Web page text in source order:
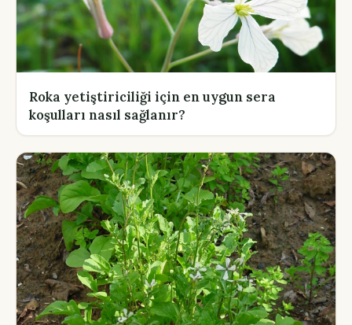
Roka yetiştiriciliği için en uygun sera
koşulları nasıl sağlanır?